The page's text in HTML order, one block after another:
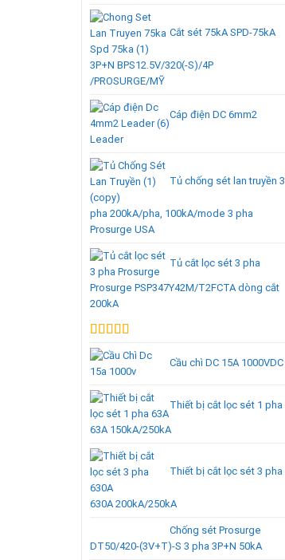
Cắt sét 75kA SPD-75kA
3P+N BPS12.5V/320(-S)/4P
/PROSURGE/MỸ
Cáp điện DC 6mm2
Leader
Tủ chống sét lan truyền 3
pha 200kA/pha, 100kA/mode 3 pha
Prosurge USA
Tủ cắt lọc sét 3 pha
Prosurge PSP347Y42M/T2FCTA dòng cắt
200kA
Được xếp
hạng5.005
sao
Cầu chì DC 15A 1000VDC
Thiết bị cắt lọc sét 1 pha
63A 150kA/250kA
Thiết bị cắt lọc sét 3 pha
630A 200kA/250kA
Chống sét Prosurge
DT50/420-(3V+T)-S 3 pha 3P+N 50kA